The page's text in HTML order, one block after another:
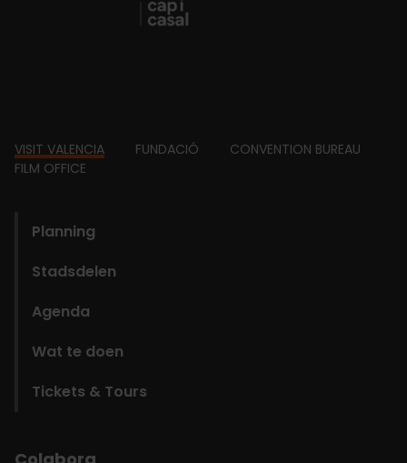
Footer
VISIT VALENCIA FUNDACIÓ
CONVENTION BUREAU
FILM OFFICE
Planning
Stadsdelen
Agenda
Wat te doen
Tickets & Tours